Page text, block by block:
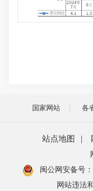
国家网站 各
站点地图
闽公网安备号：
网站违法